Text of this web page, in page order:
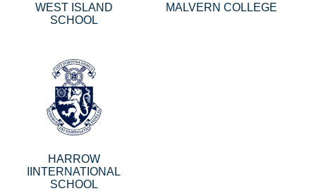
WEST ISLAND
SCHOOL
MALVERN COLLEGE
HARROW
IINTERNATIONAL
SCHOOL